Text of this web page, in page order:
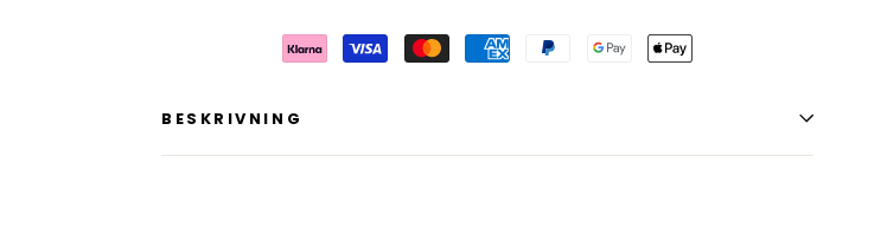
BESKRIVNING